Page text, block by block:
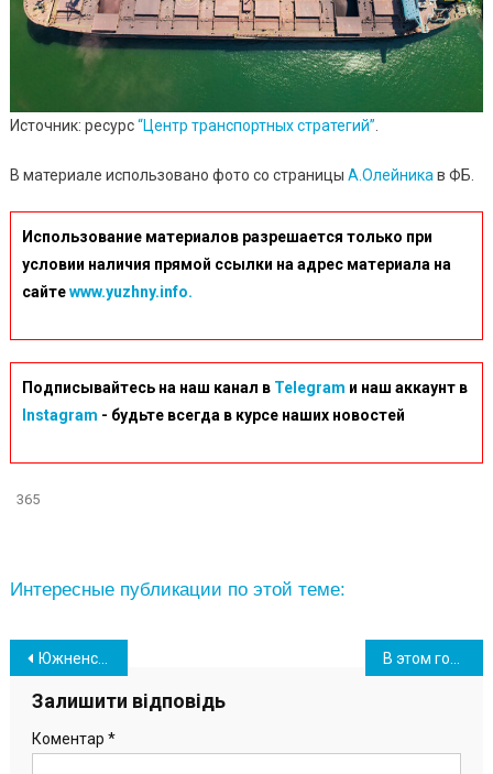
Источник: ресурс“Центр транспортных стратегий”
В материале использовано фото со страницы А.Олейника в ФБ.
Использование материалов разрешается только при
условии наличия прямой ссылки на адрес материала на
сайтеwww.yuzhny.info.
Подписывайтесь на наш канал в Telegram и наш аккаунт в
Instagram - будьте всегда в курсе наших новостей
365
Интересные публикации по этой теме:
Навігація
записів
Южненские велосипедисты жалуются на стихийный рынок вдоль велодорожки
Залишити відповідь
Коментар *